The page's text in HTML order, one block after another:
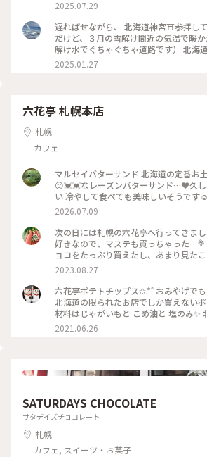
官さま（焼き餅、撮り忘れ..）は 何個
しさでした。 #夏色北海道#札幌#北海道
社#フラヌイ大注連縄#六花亭 判官さま
時間
な景色#神社#合格祈願
2025.07.29
遅ればせながら、 北海道神宮⛩️参拝してま
だけど、３月の雪解け間近の気温で暖
解け水でぐちゃぐちゃ道路です） 北海道神宮に行くと、やは
りシャキッとしますね。 帰りは、タイ料理のお店へ ガパオラ
イスと、レッドカレー
2025.01.27
六花亭 札幌本店
札幌
カフェ
マルセイバターサンド 北海道の定番お
😍💓💓なレーズンバターサンド…❤️久
い 冷やして食べても美味しいそうです
クリーム🍦みたいな味🍇 ホワイトチョ
たっぷり含んだクッキー🍪が本当にベ
バター #北海道 #手土産 #バタークッキ
景
2026.07.09
次の日には札幌の六花亭へ行ってきま
好きなので、マステも買っちゃった
ョコをたっぷり買えたし、あまり見た
カゴにポンポン入れて、爆買いってこ
いながら幸せなお買い物ができました
と、バターサンドのアイスは格別なお
番行きたかったので、2日目にして大満
2023.08.27
六花亭ポテトチップス✩.*˚ おみやげ
北海道の限られたお店でしか買えない
材料はじゃがいもと こめ油と 塩のみ✨
っかりとうけたじゃがいもの美味しさ
す‼️ * 六花亭お馴染みの草花が描かれた素敵なパッケージも魅
ら パウダーベアさんの投稿をご覧下さ
* #自然にふれる #夏色さがし #ことりっ
花亭札幌本店 #六花亭ポテトチップス #
鑑 #お土産 #ポテトチップス #毎日お
敵な贈り物 #ありがとう #こもりっぷ仙
心者🔰 #fumitubu
2021.06.26
SATURDAYS CHOCOLATE
サタデイズチョコレート
札幌
カフェ, スイーツ・お菓子